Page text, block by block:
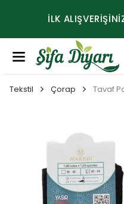
İLK
Tekstil Çorap Tavaf